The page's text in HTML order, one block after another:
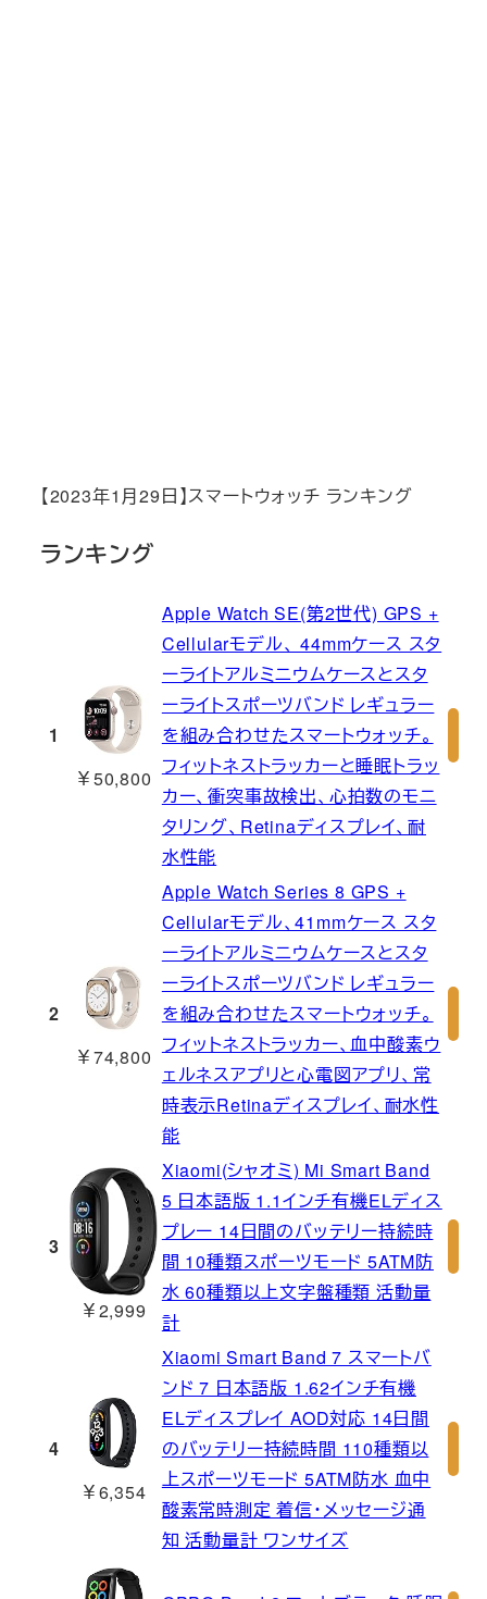
【2023年1月29日】スマートウォッチ ランキング
ランキング
1
￥50,800
Apple Watch SE(第2世代) GPS +
Cellularモデル、 44mmケース スタ
ーライトアルミニウムケースとスタ
ーライトスポーツバンド レギュラー
を組み合わせたスマートウォッチ。
フィットネストラッカーと睡眠トラッ
カー、衝突事故検出、心拍数のモニ
タリング、Retinaディスプレイ、耐
水性能
2
￥74,800
Apple Watch Series 8 GPS +
Cellularモデル、41mmケース スタ
ーライトアルミニウムケースとスタ
ーライトスポーツバンド レギュラー
を組み合わせたスマートウォッチ。
フィットネストラッカー、血中酸素ウ
ェルネスアプリと心電図アプリ、常
時表示Retinaディスプレイ、耐水性
能
3
￥2,999
Xiaomi(シャオミ) Mi Smart Band
5 日本語版 1.1インチ有機ELディス
プレー 14日間のバッテリー持続時
間 10種類スポーツモード 5ATM防
水 60種類以上文字盤種類 活動量
計
4
￥6,354
Xiaomi Smart Band 7 スマートバ
ンド 7 日本語版 1.62インチ有機
ELディスプレイ AOD対応 14日間
のバッテリー持続時間 110種類以
上スポーツモード 5ATM防水 血中
酸素常時測定 着信・メッセージ通
知 活動量計 ワンサイズ